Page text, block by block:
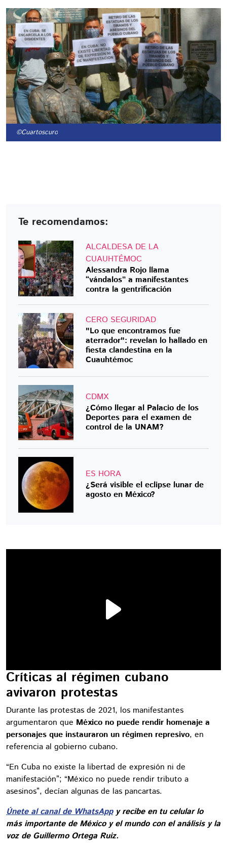
©Cuartoscuro
Te recomendamos:
ALCALDESA DE LA
CUAUHTÉMOC
Alessandra Rojo llama
“vándalos” a manifestantes
contra la gentrificación
CERO SEGURIDAD
"Lo que encontramos fue
aterrador": revelan lo hallado en
fiesta clandestina en la
Cuauhtémoc
CDMX
¿Cómo llegar al Palacio de los
Deportes para el examen de
control de la UNAM?
ES HORA
¿Será visible el eclipse lunar de
agosto en México?
Críticas al régimen cubano
avivaron protestas
Durante las protestas de 2021, los manifestantes
argumentaron que México no puede rendir homenaje a
personajes que instauraron un régimen represivo, en
referencia al gobierno cubano.
“En Cuba no existe la libertad de expresión ni de
manifestación”; “México no puede rendir tributo a
asesinos”, decían algunas de las pancartas.
Únete al canal de WhatsAppy recibe en tu celular lo
más importante de México y el mundo con el análisis y la
voz de Guillermo Ortega Ruiz.